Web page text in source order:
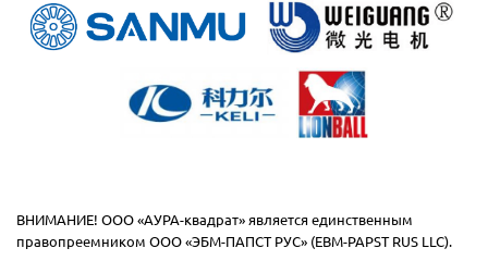
ВНИМАНИЕ! ООО «АУРА-квадрат» является единственным
правопреемником ООО «ЭБМ-ПАПСТ РУС» (EBM-PAPST RUS LLC).